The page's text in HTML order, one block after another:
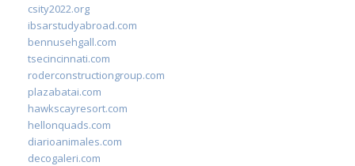
csity2022.org
ibsarstudyabroad.com
bennusehgall.com
tsecincinnati.com
roderconstructiongroup.com
plazabatai.com
hawkscayresort.com
hellonquads.com
diarioanimales.com
decogaleri.com